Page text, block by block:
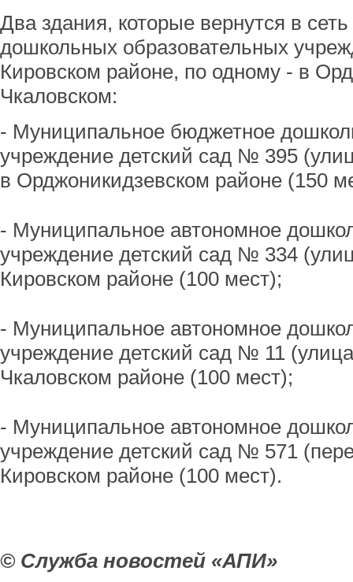
Два здания, которые вернутся в
дошкольных образовательных
Кировском районе, по одному - в
Чкаловском:
- Муниципальное бюджетное
учреждение детский сад № 395
в Орджоникидзевском районе (150
- Муниципальное автономное
учреждение детский сад № 334
Кировском районе (100 мест);
- Муниципальное автономное
учреждение детский сад № 11
Чкаловском районе (100 мест);
- Муниципальное автономное
учреждение детский сад № 571
Кировском районе (100 мест).
© Служба новостей «АПИ»